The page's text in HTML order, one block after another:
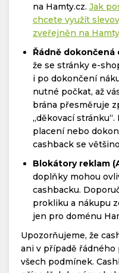
na Hamty.cz. Jak
chcete využít
zveřejněn na
Řádně dokončená
že se stránky e-
i po dokončení
nutné počkat, až
brána přesměruje
„děkovací
placení nebo
cashback se
Blokátory reklam
doplňky mohou
cashbacku.
prokliku a nákupu
jen pro doménu
Upozorňujeme, že
ani v případě
všech podmínek.